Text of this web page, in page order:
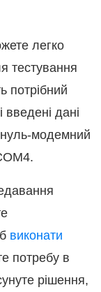
легко
тестування
потрібний
введені дані
модемний
виконати
потребу в
рішення,